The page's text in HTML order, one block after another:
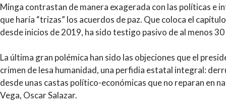
Minga contrastan de manera exagerada con las políticas e
que haría “trizas” los acuerdos de paz. Que coloca el
desde inicios de 2019, ha sido testigo pasivo de al menos
La última gran polémica han sido las objeciones que el
crimen de lesa humanidad, una perfidia estatal integral:
desde unas castas político-económicas que no reparan en
Vega, Oscar Salazar.